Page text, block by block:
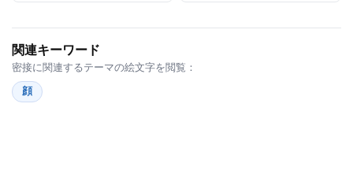
関連キーワード
密接に関連するテーマの絵文字を閲覧：
顔